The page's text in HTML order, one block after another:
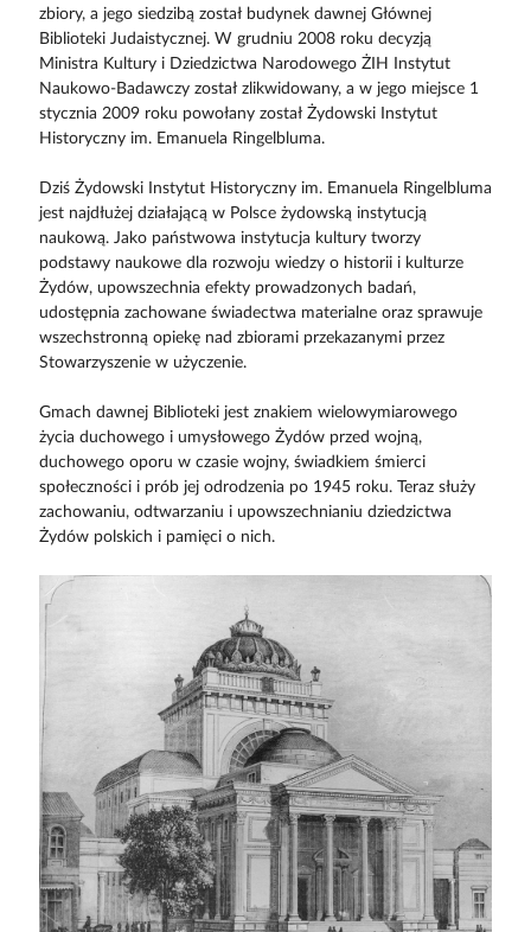
zbiory, a jego siedzibą został budynek dawnej Głównej
Biblioteki Judaistycznej. W grudniu 2008 roku decyzją
Ministra Kultury i Dziedzictwa Narodowego ŻIH Instytut
Naukowo-Badawczy został zlikwidowany, a w jego miejsce 1
stycznia 2009 roku powołany został Żydowski Instytut
Historyczny im. Emanuela Ringelbluma.
Dziś Żydowski Instytut Historyczny im. Emanuela Ringelbluma
jest najdłużej działającą w Polsce żydowską instytucją
naukową. Jako państwowa instytucja kultury tworzy
podstawy naukowe dla rozwoju wiedzy o historii i kulturze
Żydów, upowszechnia efekty prowadzonych badań,
udostępnia zachowane świadectwa materialne oraz sprawuje
wszechstronną opiekę nad zbiorami przekazanymi przez
Stowarzyszenie w użyczenie.
Gmach dawnej Biblioteki jest znakiem wielowymiarowego
życia duchowego i umysłowego Żydów przed wojną,
duchowego oporu w czasie wojny, świadkiem śmierci
społeczności i prób jej odrodzenia po 1945 roku. Teraz służy
zachowaniu, odtwarzaniu i upowszechnianiu dziedzictwa
Żydów polskich i pamięci o nich.